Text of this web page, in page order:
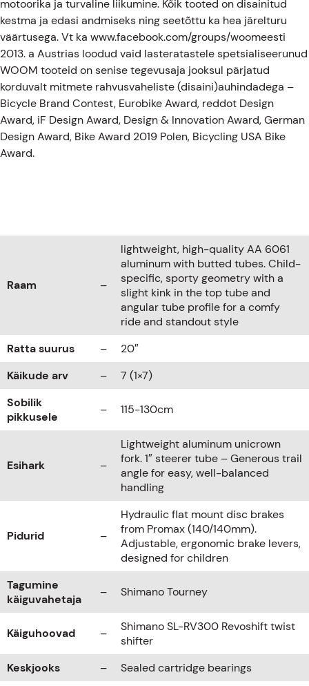
motoorika ja turvaline liikumine. Kõik tooted on disainitud
kestma ja edasi andmiseks ning seetõttu ka hea järelturu
väärtusega. Vt ka www.facebook.com/groups/woomeesti
2013. a Austrias loodud vaid lasteratastele spetsialiseerunud
WOOM tooteid on senise tegevusaja jooksul pärjatud
korduvalt mitmete rahvusvaheliste (disaini)auhindadega –
Bicycle Brand Contest, Eurobike Award, reddot Design
Award, iF Design Award, Design & Innovation Award, German
Design Award, Bike Award 2019 Polen, Bicycling USA Bike
Award.
Raam –
lightweight, high-quality AA 6061
aluminum with butted tubes. Child-
specific, sporty geometry with a
slight kink in the top tube and
angular tube profile for a comfy
ride and standout style
Ratta suurus
–
20″
Käikude arv
–
7 (1×7)
Sobilik
pikkusele
– 115-130cm
Esihark –
Lightweight aluminum unicrown
fork. 1″ steerer tube – Generous trail
angle for easy, well-balanced
handling
Pidurid –
Hydraulic flat mount disc brakes
from Promax (140/140mm).
Adjustable, ergonomic brake levers,
designed for children
Tagumine
käiguvahetaja
– Shimano Tourney
Käiguhoovad –
Shimano SL-RV300 Revoshift twist
shifter
Keskjooks
– Sealed cartridge bearings